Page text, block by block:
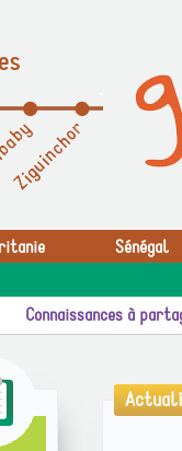
Sénégal
Connaissances à